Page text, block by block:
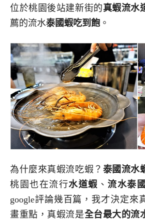
位於桃園後站建新街的真蝦流水
薦的流水泰國蝦吃到飽 。
為什麼來真蝦流吃蝦？ 泰國流水
桃園也在流行水道蝦 、 流水泰
google評論幾百篇，我才決定來
畫重點，真蝦流是全台最大的流